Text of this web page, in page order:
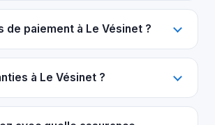
de paiement à Le Vésinet ?
à Le Vésinet ?